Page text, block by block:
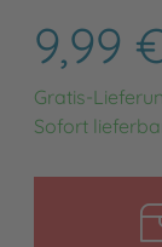
9,99
Gratis-
Sofort